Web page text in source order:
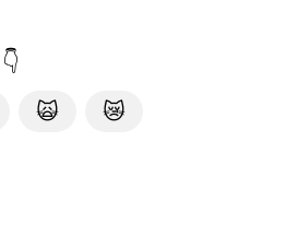
🙀 😿